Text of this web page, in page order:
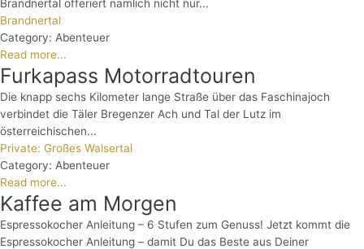
Brandnertal offeriert nämlich nicht nur...
Brandnertal
Category: Abenteuer
Read more...
Furkapass Motorradtouren
Die knapp sechs Kilometer lange Straße über das Faschinajoch
verbindet die Täler Bregenzer Ach und Tal der Lutz im
österreichischen...
Private: Großes Walsertal
Category: Abenteuer
Read more...
Kaffee am Morgen
Espressokocher Anleitung – 6 Stufen zum Genuss! Jetzt kommt die
Espressokocher Anleitung – damit Du das Beste aus Deiner